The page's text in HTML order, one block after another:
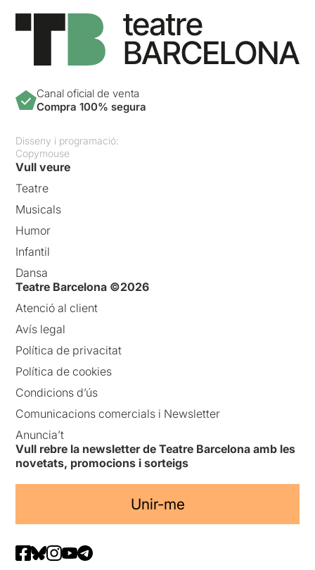
Canal oficial de venta
Compra 100% segura
Disseny i programació:
Copymouse
Vull veure
Teatre
Musicals
Humor
Infantil
Dansa
Teatre Barcelona ©2026
Atenció al client
Avís legal
Política de privacitat
Política de cookies
Condicions d’ús
Comunicacions comercials i Newsletter
Anuncia’t
Vull rebre la newsletter de Teatre Barcelona amb les
novetats, promocions i sorteigs
Unir-me